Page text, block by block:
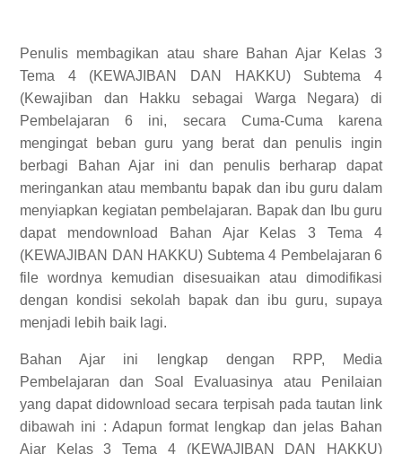
Penulis membagikan atau share Bahan Ajar Kelas 3
Tema 4 (KEWAJIBAN DAN HAKKU) Subtema 4
(Kewajiban dan Hakku sebagai Warga Negara) di
Pembelajaran 6 ini, secara Cuma-Cuma karena
mengingat beban guru yang berat dan penulis ingin
berbagi Bahan Ajar ini dan penulis berharap dapat
meringankan atau membantu bapak dan ibu guru dalam
menyiapkan kegiatan pembelajaran. Bapak dan Ibu guru
dapat mendownload Bahan Ajar Kelas 3 Tema 4
(KEWAJIBAN DAN HAKKU) Subtema 4 Pembelajaran 6
file wordnya kemudian disesuaikan atau dimodifikasi
dengan kondisi sekolah bapak dan ibu guru, supaya
menjadi lebih baik lagi.
Bahan Ajar ini lengkap dengan RPP, Media
Pembelajaran dan Soal Evaluasinya atau Penilaian
yang dapat didownload secara terpisah pada tautan link
dibawah ini : Adapun format lengkap dan jelas Bahan
Ajar Kelas 3 Tema 4 (KEWAJIBAN DAN HAKKU)